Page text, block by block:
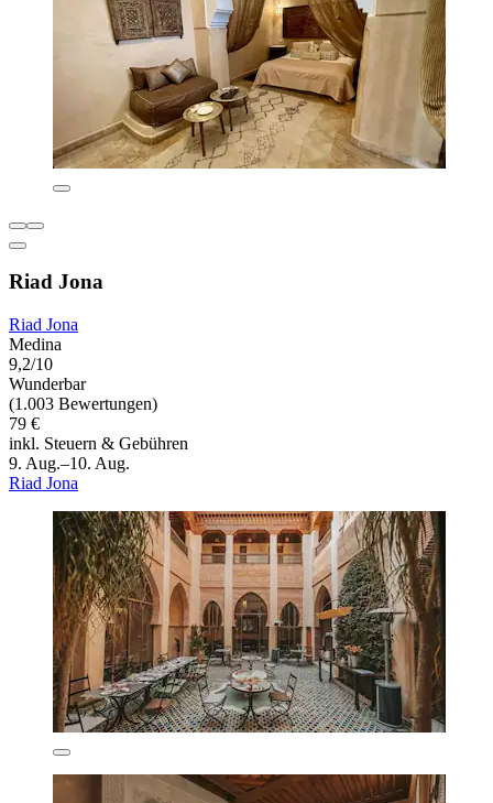
Riad Jona
Riad Jona
Medina
9,2/10
Wunderbar
(1.003 Bewertungen)
79 €
inkl. Steuern & Gebühren
9. Aug.–10. Aug.
Riad Jona